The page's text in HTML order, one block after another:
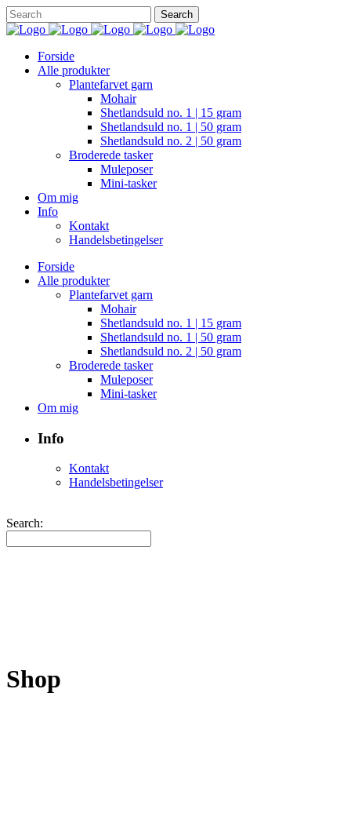
Forside
Alle produkter
Plantefarvet garn
Mohair
Shetlandsuld no. 1 | 15 gram
Shetlandsuld no. 1 | 50 gram
Shetlandsuld no. 2 | 50 gram
Broderede tasker
Muleposer
Mini-tasker
Om mig
Info
Kontakt
Handelsbetingelser
Forside
Alle produkter
Plantefarvet garn
Mohair
Shetlandsuld no. 1 | 15 gram
Shetlandsuld no. 1 | 50 gram
Shetlandsuld no. 2 | 50 gram
Broderede tasker
Muleposer
Mini-tasker
Om mig
Info
Kontakt
Handelsbetingelser
Search:
Shop